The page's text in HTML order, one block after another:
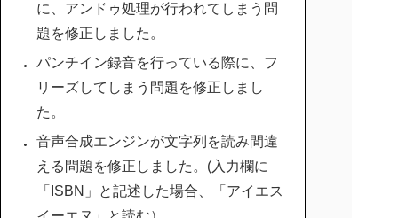
に、アンドゥ処理が行われてしまう問
題を修正しました。
パンチイン録音を行っている際に、フ
リーズしてしまう問題を修正しまし
た。
音声合成エンジンが文字列を読み間違
える問題を修正しました。(入力欄に
「ISBN」と記述した場合、「アイエス